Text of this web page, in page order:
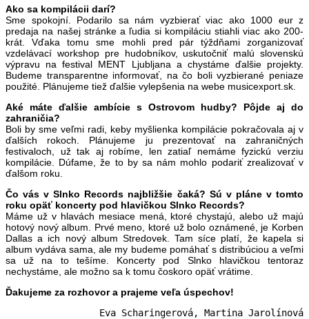
Ako sa kompilácii darí?
Sme spokojní. Podarilo sa nám vyzbierať viac ako 1000 eur z
predaja na našej stránke a ľudia si kompiláciu stiahli viac ako 200-
krát. Vďaka tomu sme mohli pred pár týždňami zorganizovať
vzdelávací workshop pre hudobníkov, uskutočniť malú slovenskú
výpravu na festival MENT Ljubljana a chystáme ďalšie projekty.
Budeme transparentne informovať, na čo boli vyzbierané peniaze
použité. Plánujeme tiež ďalšie vylepšenia na webe musicexport.sk.
Aké máte ďalšie ambície s Ostrovom hudby? Pôjde aj do
zahraničia?
Boli by sme veľmi radi, keby myšlienka kompilácie pokračovala aj v
ďalších rokoch. Plánujeme ju prezentovať na zahraničných
festivaloch, už tak aj robíme, len zatiaľ nemáme fyzickú verziu
kompilácie. Dúfame, že to by sa nám mohlo podariť zrealizovať v
ďalšom roku.
Čo vás v Slnko Records najbližšie čaká? Sú v pláne v tomto
roku opäť koncerty pod hlavičkou Slnko Records?
Máme už v hlavách mesiace mená, ktoré chystajú, alebo už majú
hotový nový album. Prvé meno, ktoré už bolo oznámené, je Korben
Dallas a ich nový album Stredovek. Tam síce platí, že kapela si
album vydáva sama, ale my budeme pomáhať s distribúciou a veľmi
sa už na to tešíme. Koncerty pod Slnko hlavičkou tentoraz
nechystáme, ale možno sa k tomu čoskoro opäť vrátime.
Ďakujeme za rozhovor a prajeme veľa úspechov!
Eva Scharingerová, Martina Jarolínová